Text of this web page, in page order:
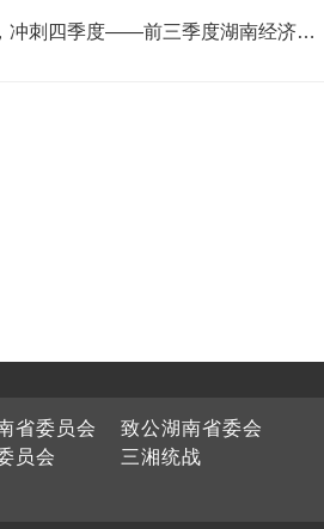
冲刺四季度——前三季度湖南经济运
省委员会 致公湖南省委会
员会 三湘统战